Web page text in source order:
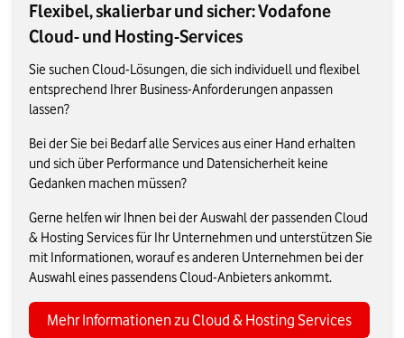
Flexibel, skalierbar und sicher: Vodafone
Cloud- und Hosting-Services
Sie suchen Cloud-Lösungen, die sich individuell und flexibel
entsprechend Ihrer Business-Anforderungen anpassen
lassen?
Bei der Sie bei Bedarf alle Services aus einer Hand erhalten
und sich über Performance und Datensicherheit keine
Gedanken machen müssen?
Gerne helfen wir Ihnen bei der Auswahl der passenden Cloud
& Hosting Services für Ihr Unternehmen und unterstützen Sie
mit Informationen, worauf es anderen Unternehmen bei der
Auswahl eines passendens Cloud-Anbieters ankommt.
Mehr Informationen zu Cloud & Hosting Services